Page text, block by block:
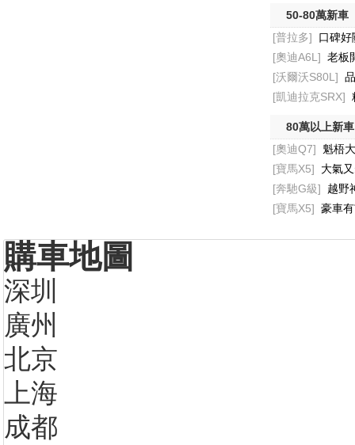
50-80萬新車
[普拉多]
口碑
[奧迪A6L] 老板
[沃爾沃S80L]
[凱迪拉克SRX]
80萬以上新車
[奧迪Q7]
魁梧
[寶馬X5]
大氣
[奔馳G級]
越野
[寶馬X5] 豪車
購車地圖
深圳
廣州
北京
上海
成都